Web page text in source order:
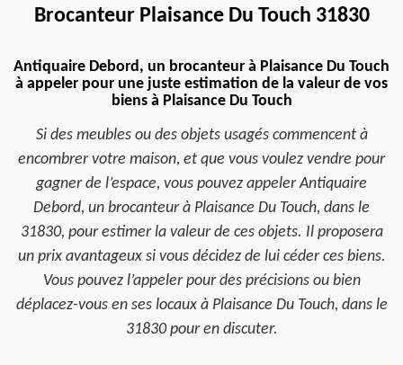
Brocanteur Plaisance Du Touch 31830
Antiquaire Debord, un brocanteur à Plaisance Du Touch
à appeler pour une juste estimation de la valeur de vos
biens à Plaisance Du Touch
Si des meubles ou des objets usagés commencent à
encombrer votre maison, et que vous voulez vendre pour
gagner de l’espace, vous pouvez appeler Antiquaire
Debord, un brocanteur à Plaisance Du Touch, dans le
31830, pour estimer la valeur de ces objets. Il proposera
un prix avantageux si vous décidez de lui céder ces biens.
Vous pouvez l’appeler pour des précisions ou bien
déplacez-vous en ses locaux à Plaisance Du Touch, dans le
31830 pour en discuter.